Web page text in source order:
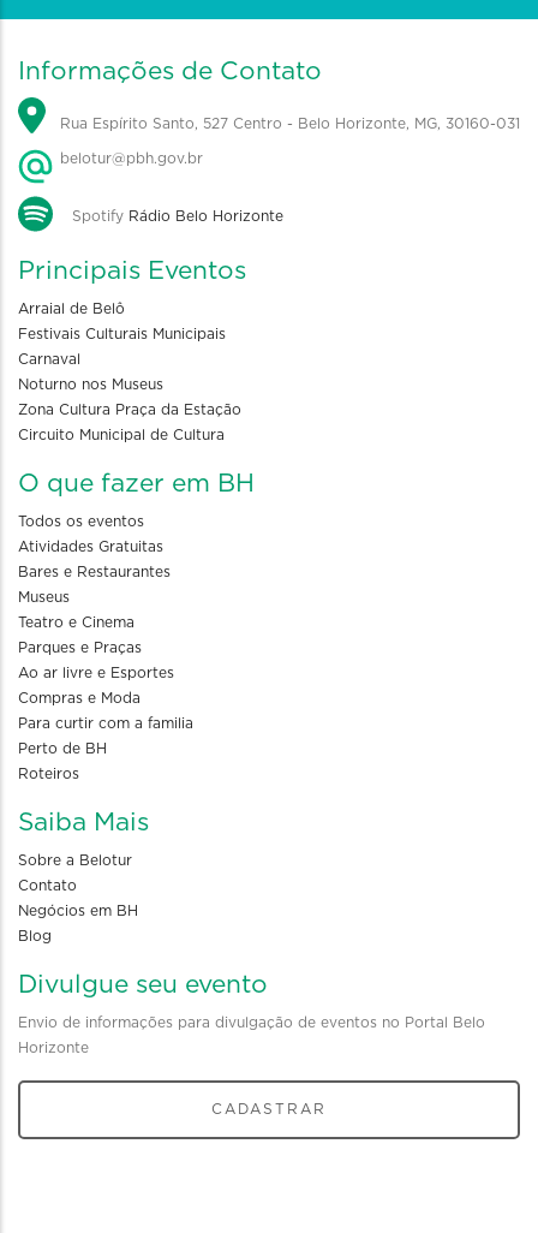
Informações de Contato
Rua Espírito Santo, 527 Centro - Belo Horizonte, MG, 30160-031
belotur@pbh.gov.br
Spotify Rádio Belo Horizonte
Principais Eventos
Arraial de Belô
Festivais Culturais Municipais
Carnaval
Noturno nos Museus
Zona Cultura Praça da Estação
Circuito Municipal de Cultura
O que fazer em BH
Todos os eventos
Atividades Gratuitas
Bares e Restaurantes
Museus
Teatro e Cinema
Parques e Praças
Ao ar livre e Esportes
Compras e Moda
Para curtir com a familia
Perto de BH
Roteiros
Saiba Mais
Sobre a Belotur
Contato
Negócios em BH
Blog
Divulgue seu evento
Envio de informações para divulgação de eventos no Portal Belo
Horizonte
CADASTRAR